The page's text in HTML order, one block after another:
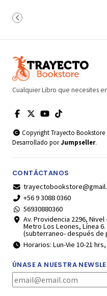
Cualquier Libro que necesites
Copyright Trayecto Bookstore
Desarrollado porJumpseller.
CONTÁCTANOS
+56 9 3088 0360
56930880360
Av. Providencia 2296, Nivel
Metro Los Leones, Línea 6.
(subterraneo- después de
Horarios: Lun-Vie 10-21
ÚNASE A NUESTRA